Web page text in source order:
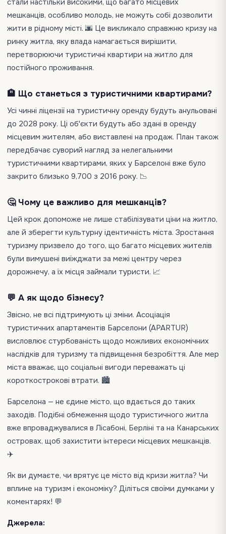
стали настільки високими, що багато місцевих
мешканців, особливо молодь, не можуть собі дозволити
жити в рідному місті. 🌆 Це викликало справжню кризу на
ринку житла, яку влада намагається вирішити,
перетворюючи туристичні квартири на житло для
постійного проживання.
🏨 Що станеться з туристичними квартирами?
Усі чинні ліцензії на туристичну оренду будуть анульовані
до 2028 року. Ці об'єкти будуть або здані в оренду
місцевим жителям, або виставлені на продаж. План також
передбачає суворий нагляд за нелегальними
туристичними квартирами, яких у Барселоні вже було
закрито близько 9,700 з 2016 року. 📉
🤔 Чому це важливо для мешканців?
Цей крок допоможе не лише стабілізувати ціни на житло,
але й зберегти культурну ідентичність міста. Зростання
туризму призвело до того, що багато місцевих жителів
були вимушені виїжджати за межі центру через
дорожнечу, а їх місця займали туристи. 📈
💬 А як щодо бізнесу?
Звісно, не всі підтримують ці зміни. Асоціація
туристичних апартаментів Барселони (APARTUR)
висловлює стурбованість щодо можливих економічних
наслідків для туризму та підвищення безробіття. Але мер
міста вважає, що соціальні вигоди переважать ці
короткострокові втрати. 🏙️
Барселона — не єдине місто, що вдається до таких
заходів. Подібні обмеження щодо туристичного житла
вже впроваджувалися в Лісабоні, Берліні та на Канарських
островах, щоб захистити інтереси місцевих мешканців.
✈️
Як ви думаєте, чи врятує це місто від кризи житла? Чи
вплине на туризм і економіку? Діліться своїми думками у
коментарях! 💬
Джерела: